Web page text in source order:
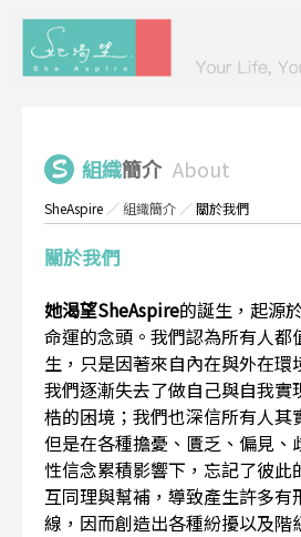
組織簡介 About
SheAspire ／組織簡介 ／關於我們
關於我們
她渴望SheAspire的誕生，起源
命運的念頭。我們認為所有人都
生，只是因著來自內在與外在環
我們逐漸失去了做自己與自我實
梏的困境；我們也深信所有人其
但是在各種擔憂、匱乏、偏見、
性信念累積影響下，忘記了彼此
互同理與幫補，導致產生許多有
線，因而創造出各種紛擾以及階